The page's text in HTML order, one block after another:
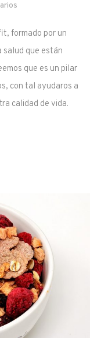
formado por un
salud que están
que es un pilar
con tal ayudaros a
calidad de vida.